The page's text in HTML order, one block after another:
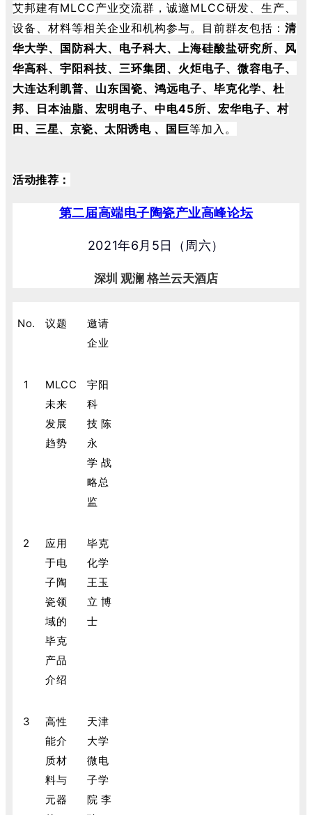
艾邦建有MLCC产业交流群，诚邀MLCC研发、生产、
设备、材料等相关企业和机构参与。目前群友包括： 清
华大学、国防科大、电子科大、上海硅酸盐研究所、 风
华高科、宇阳科技、三环集团、火炬电子、微容电子、
大连达利凯普、山东国瓷、鸿远电子、毕克化学、杜
邦、日本油脂、宏明电子、中电45所、宏华电子、村
田、三星、京瓷、 太阳诱电 、 国巨等加入。
活动推荐：
第二届高端电子陶瓷产业高峰论坛
2021年6月5日（周六）
深圳 观澜 格兰云天酒店
No. 议题
邀请
企业
1
MLCC
未来
发展
趋势
宇阳
科
技 陈
永
学 战
略总
监
2
应用
于电
子陶
瓷领
域的
毕克
产品
介绍
毕克
化学
王玉
立 博
士
3
高性
能介
质材
料与
元器
天津
大学
微电
子学
院 李